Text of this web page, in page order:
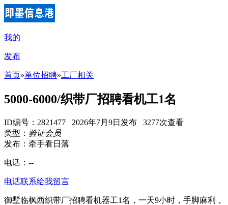
我的
发布
首页»单位招聘»工厂相关
5000-6000/织带厂招聘看机工1名
ID编号：2821477 2026年7月9日发布 3277次查看
类型： 验证会员
发布：牵手看日落
电话： --
电话联系给我留言
御墅临枫西织带厂招聘看机器工1名，一天9小时，手脚麻利，